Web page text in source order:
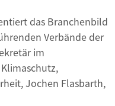
das Branchenbild
Verbände der
im
Jochen Flasbarth,